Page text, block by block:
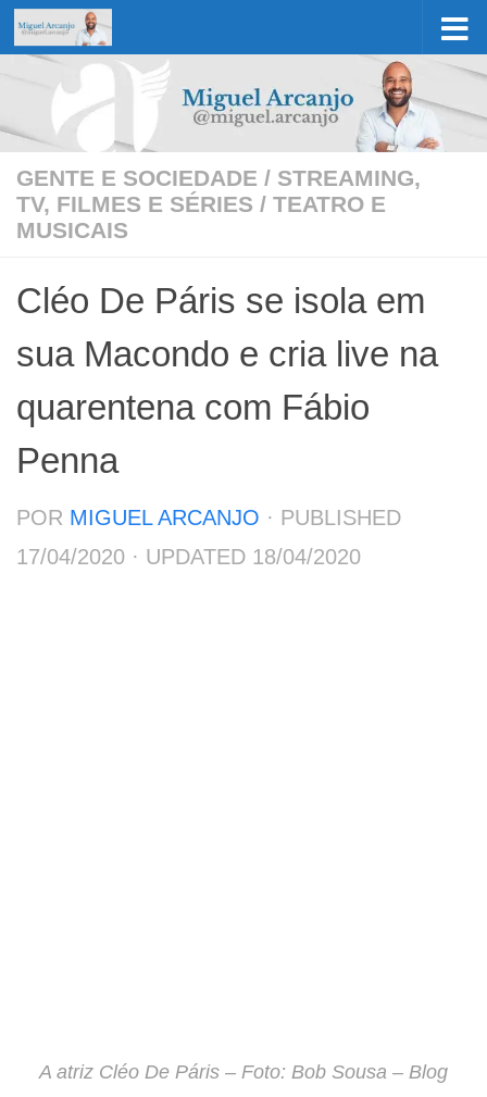
Skip to content
GENTE E SOCIEDADE / STREAMING,
TV, FILMES E SÉRIES / TEATRO E
MUSICAIS
Cléo De Páris se isola em
sua Macondo e cria live na
quarentena com Fábio
Penna
POR MIGUEL ARCANJO · PUBLISHED
17/04/2020 · UPDATED 18/04/2020
A atriz Cléo De Páris – Foto: Bob Sousa – Blog